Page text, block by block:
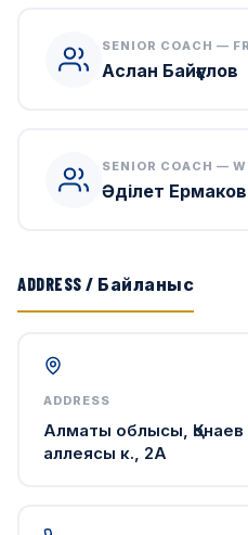
SENIOR COACH —
Аслан Байғұлов
SENIOR COACH —
Әділет Ермаков
ADDRESS / Байланыс
ADDRESS
Алматы облысы,
аллеясы к., 2А